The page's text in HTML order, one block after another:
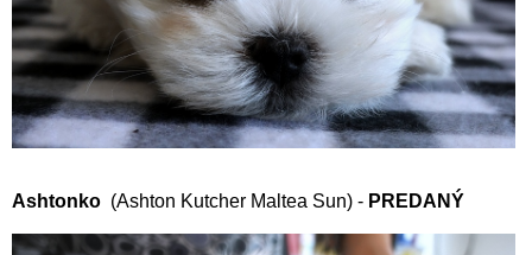
Ashtonko (Ashton Kutcher Maltea Sun) - PREDANÝ